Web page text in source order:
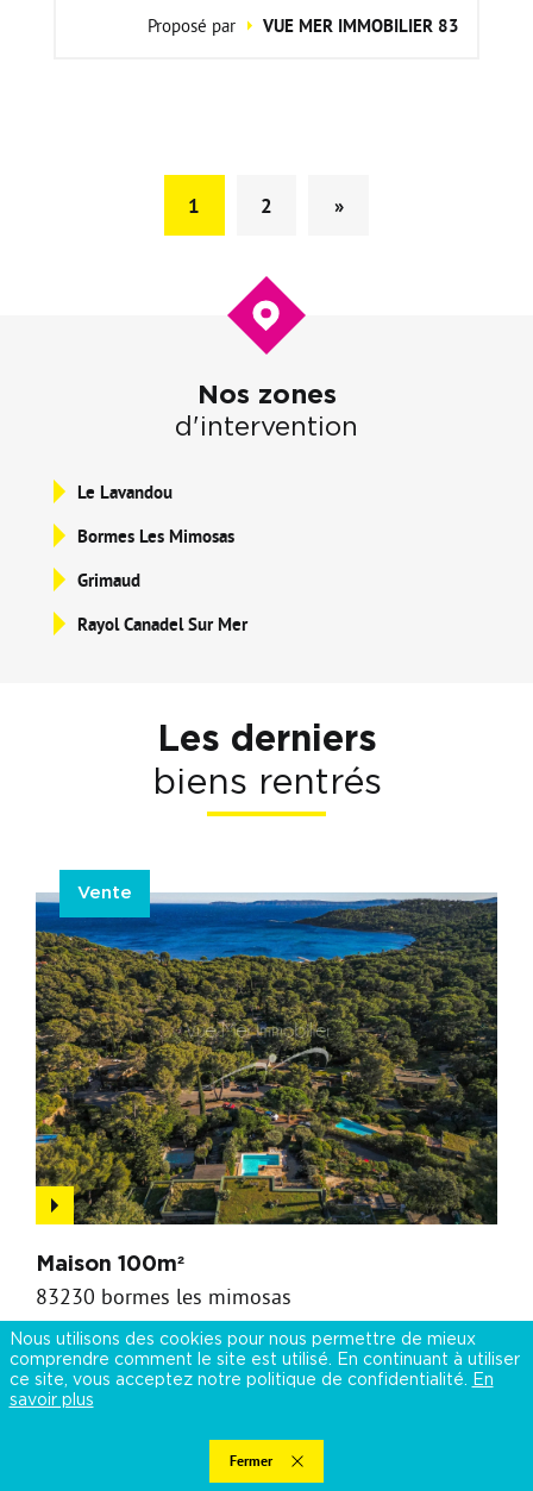
Proposé par
VUE MER IMMOBILIER 83
1 2 »
Nos zones
d'intervention
Le Lavandou
Bormes Les Mimosas
Grimaud
Rayol Canadel Sur Mer
Les derniers
biens rentrés
Vente
Maison 100m²
83230 bormes les mimosas
2 500 000 €
Nous utilisons des cookies pour nous permettre de mieux
comprendre comment le site est utilisé. En continuant à utiliser
ce site, vous acceptez notre politique de confidentialité.
En
savoir plus
Fermer